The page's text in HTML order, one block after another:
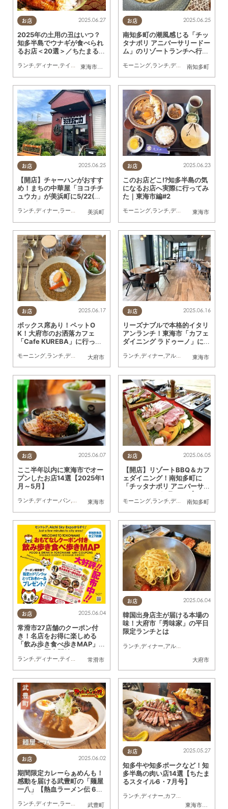
お店
東海市
,大府市 知多市,東浦町,阿久比町,半田市,常滑市
2025.06.27
2025年の土用の丑はいつ？
知多半島でウナギが食べられ
るお店＜20選＞／ちたまる広
ランチ,ディナー,テイクアウト ,専門店 季節ネタ,まとめ記事,ちたまる広告,クーポン
お店
南知多町
2025.06.25
南知多町の潮風感じる「チッ
タナポリ アニバーサリードー
ム」のリゾートランチへ行っ
モーニング,ランチ,ディナー ,行ってみた
お店
美浜町
2025.06.25
【開店】チャーハンがおすす
め！まちの中華屋「ヨコチチ
ュウカ」が美浜町に5/22(木)
ランチ,ディナー,ラーメン 開店,まちネタ
お店
東海市
2025.06.23
このお店どこ!?知多半島の気
になるお店へ実際に行ってみ
た｜東海市編#2
モーニング,ランチ,ディナー ,アルコール
お店
大府市
2025.06.17
ボックス席あり！ペットO
K！大府市のお洒落カフェ
「Cafe KUREBA」に行って
モーニング,ランチ,ディナー ,カフェ まちネタ,行ってみたレポ,友人
お店
東海市
2025.06.16
リーズナブルで本格的イタリ
アンランチ！東海市「カフェ
ダイニング ラドゥーノ」に行
ランチ,ディナー,アルコール ,カフェ
お店
東海市
2025.06.07
ここ半年以内に東海市でオー
プンしたお店14選【2025年1
月～5月】
ランチ,ディナー,パン,カフェ,開店
お店
南知多町
2025.06.05
【開店】リゾートBBQ＆カフ
ェダイニング！南知多町に
「チッタナポリ アニバーサリ
ードーム」が4月オープン
モーニング, ランチ ディナー ,開店,ドライ
お店
常滑市
2025.06.04
常滑市27店舗のクーポン付
き！名店をお得に楽しめる
「飲み歩き食べ歩きMAP」が
5/26(月)配布開始
ランチ ディナー テイクアウト ,イベント
お店
大府市
2025.06.04
韓国出身店主が届ける本場の
味！大府市「秀味家」の平日
限定ランチとは
ランチ ディナー アルコール
お店
武豊町
2025.06.02
期間限定カレーらぁめんも！
感動を届ける武豊町の「麺屋
一八」【熱血ラーメン伝 6月
ランチ,ディナー,ラーメン 連載
お店
東海市
,大府市
2025.05.27
知多牛や知多ポークなど！知
多半島の肉い店14選【ちたま
るスタイル6・7月号】
ランチ,ディナー,カフェ